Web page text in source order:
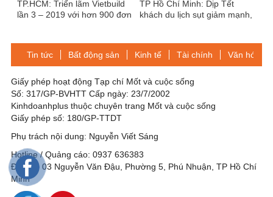
TP.HCM: Triển lãm Vietbuild
lần 3 – 2019 với hơn 900 đơn
TP Hồ Chí Minh: Dịp Tết
khách du lịch sụt giảm mạnh,
Tin tức
Bất động sản Kinh tế Tài chính Văn hóa-
Giấy phép hoạt động Tạp chí Mốt và cuộc sống
Số: 317/GP-BVHTT Cấp ngày: 23/7/2002
Kinhdoanhplus thuộc chuyên trang Mốt và cuộc sống
Giấy phép số: 180/GP-TTDT
Phụ trách nội dung: Nguyễn Viết Sáng
Hotline / Quảng cáo: 0937 636383
Địa chỉ: 03 Nguyễn Văn Đậu, Phường 5, Phú Nhuận, TP Hồ Chí
Minh